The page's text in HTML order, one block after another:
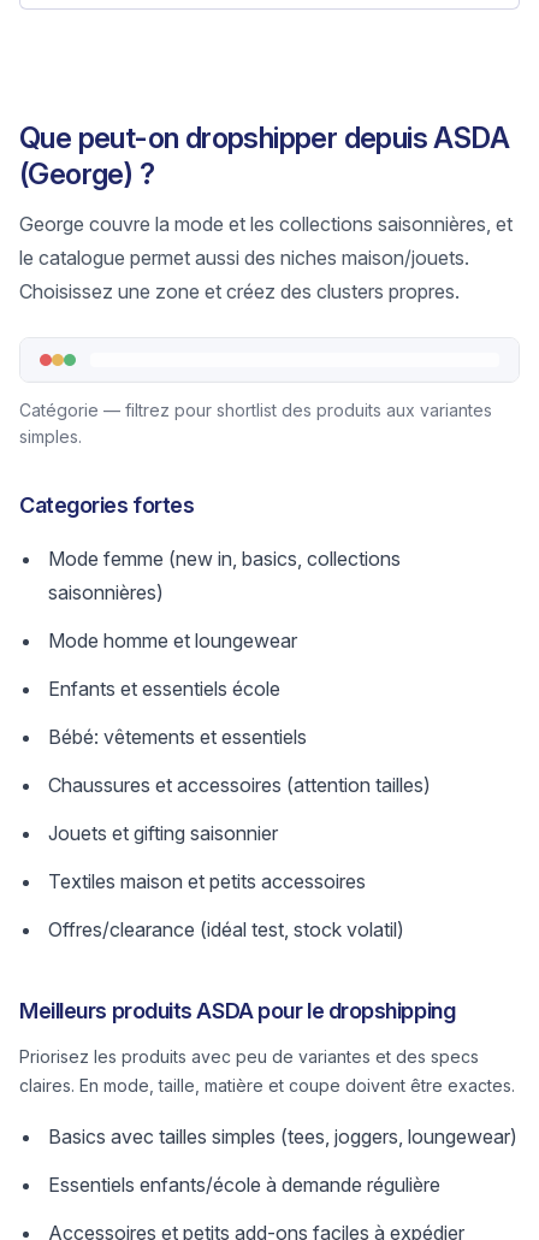
Que peut-on dropshipper depuis ASDA
(George) ?
George couvre la mode et les collections saisonnières, et
le catalogue permet aussi des niches maison/jouets.
Choisissez une zone et créez des clusters propres.
Catégorie — filtrez pour shortlist des produits aux variantes
simples.
Categories fortes
Mode femme (new in, basics, collections
saisonnières)
Mode homme et loungewear
Enfants et essentiels école
Bébé: vêtements et essentiels
Chaussures et accessoires (attention tailles)
Jouets et gifting saisonnier
Textiles maison et petits accessoires
Offres/clearance (idéal test, stock volatil)
Meilleurs produits ASDA pour le dropshipping
Priorisez les produits avec peu de variantes et des specs
claires. En mode, taille, matière et coupe doivent être exactes.
Basics avec tailles simples (tees, joggers, loungewear)
Essentiels enfants/école à demande régulière
Accessoires et petits add-ons faciles à expédier